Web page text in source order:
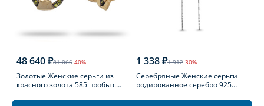
48 640 ₽81 066-40%
Золотые Женские серьги из
красного золота 585 пробы с
1 338 ₽1 912-30%
Серебряные Женские серьги
родированное серебро 925